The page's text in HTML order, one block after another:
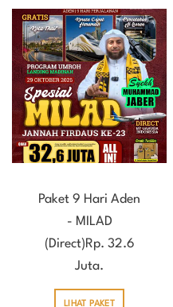
Paket 9 Hari Aden
- MILAD
(Direct)Rp. 32.6
Juta.
LIHAT PAKET